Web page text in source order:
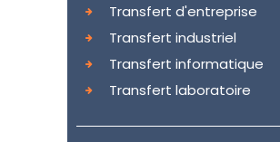
Transfert d'entreprise
Transfert industriel
Transfert informatique
Transfert laboratoire